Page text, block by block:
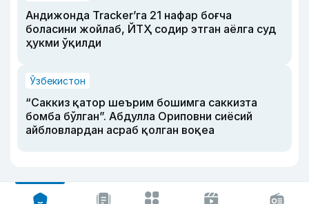
Андижонда Tracker’га 21 нафар боғча
боласини жойлаб, ЙТҲ содир этган аёлга суд
ҳукми ўқилди
Ўзбекистон
“Саккиз қатор шеърим бошимга саккизта
бомба бўлган”. Абдулла Ориповни сиёсий
айбловлардан асраб қолган воқеа